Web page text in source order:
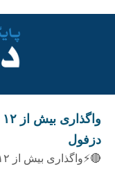
دزفول
🔴⚡واگذاری بیش از ۱۲ هزار مترمربع از اراضی ملی در دزفول